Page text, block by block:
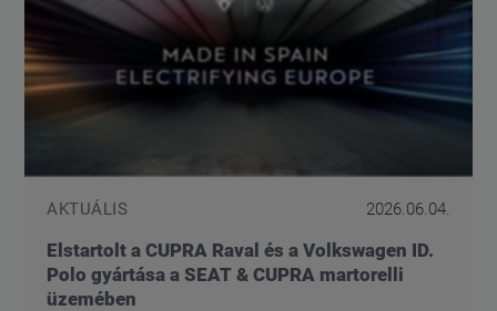
AKTUÁLIS 2026.06.04.
Elstartolt a CUPRA Raval és a Volkswagen ID.
Polo gyártása a SEAT & CUPRA martorelli
üzemében